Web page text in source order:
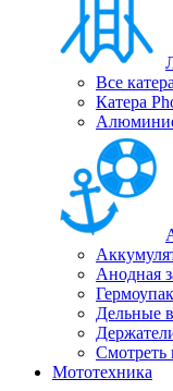
Все катера
Катера
Анодная
Дельные
Смотреть
Мототехника